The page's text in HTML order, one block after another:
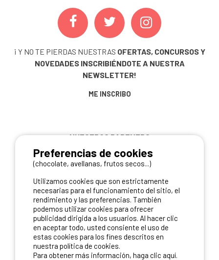
¡ Y NO TE PIERDAS NUESTRAS OFERTAS, CONCURSOS Y
NOVEDADES INSCRIBIÉNDOTE A NUESTRA
NEWSLETTER!
ME INSCRIBO
NUESTROS PARTNERS
Preferencias de cookies
(chocolate, avellanas, frutos secos...)
Utilizamos cookies que son estrictamente
necesarias para el funcionamiento del sitio, el
rendimiento y las preferencias. También
podemos utilizar cookies para ofrecer
publicidad dirigida a los usuarios. Al hacer clic
en aceptar todo, usted consiente el uso de
estas cookies para los fines descritos en
nuestra política de cookies.
Para obtener más información, haga clic aquí.